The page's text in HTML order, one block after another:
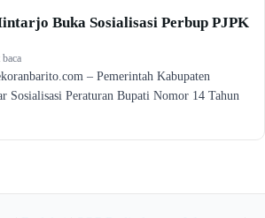
Buka Sosialisasi Perbup PJPK
– Pemerintah Kabupaten
Sosialisasi Peraturan Bupati Nomor 14 Tahun